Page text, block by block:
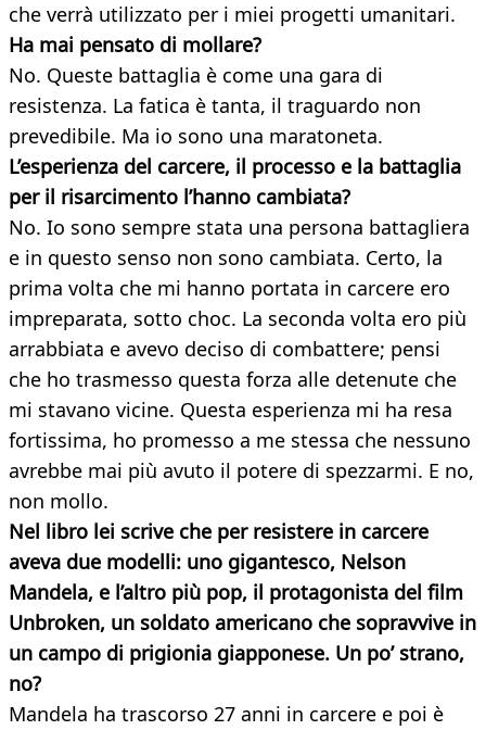
che verrà utilizzato per i miei progetti umanitari.
Ha mai pensato di mollare?
No. Queste battaglia è come una gara di
resistenza. La fatica è tanta, il traguardo non
prevedibile. Ma io sono una maratoneta.
L’esperienza del carcere, il processo e la battaglia
per il risarcimento l’hanno cambiata?
No. Io sono sempre stata una persona battagliera
e in questo senso non sono cambiata. Certo, la
prima volta che mi hanno portata in carcere ero
impreparata, sotto choc. La seconda volta ero più
arrabbiata e avevo deciso di combattere; pensi
che ho trasmesso questa forza alle detenute che
mi stavano vicine. Questa esperienza mi ha resa
fortissima, ho promesso a me stessa che nessuno
avrebbe mai più avuto il potere di spezzarmi. E no,
non mollo.
Nel libro lei scrive che per resistere in carcere
aveva due modelli: uno gigantesco, Nelson
Mandela, e l’altro più pop, il protagonista del film
Unbroken, un soldato americano che sopravvive in
un campo di prigionia giapponese. Un po’ strano,
no?
Mandela ha trascorso 27 anni in carcere e poi è